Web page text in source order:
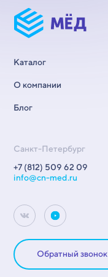
Каталог
О компании
Блог
Санкт-Петербург
+7 (812) 509 62 09
info@cn-med.ru
Обратный звонок